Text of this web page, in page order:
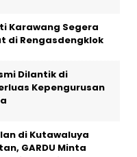
Karawang Segera
di Rengasdengklok
Dilantik di
Kepengurusan
di Kutawaluya
GARDU Minta